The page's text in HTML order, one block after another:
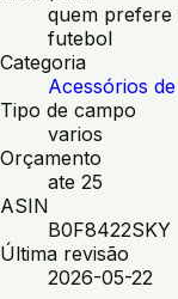
quem prefere
futebol
Categoria
Acessórios
Tipo de campo
varios
Orçamento
ate 25
ASIN
B0F8422SKY
Última revisão
2026-05-22